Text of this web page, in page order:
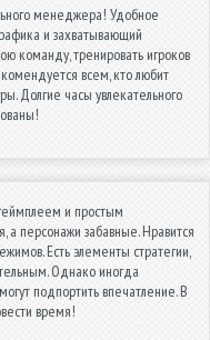
менеджера! Удобное
и захватывающий
команду, тренировать игроков
всем, кто любит
Долгие часы увлекательного
и простым
а персонажи забавные. Нравится
Есть элементы стратегии,
Однако иногда
подпортить впечатление. В
время!